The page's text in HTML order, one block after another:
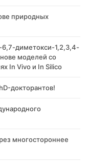
природных
диметокси-1,2,3,4-
моделей со
In Vivo и In Silico
докторантов!
многостороннее